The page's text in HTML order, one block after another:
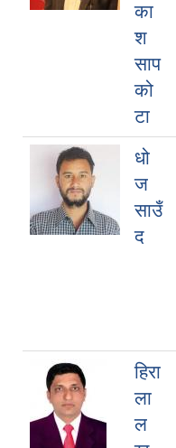
का
श
साप
को
टा
धो
ज
साउँ
द
हिरा
ला
ल